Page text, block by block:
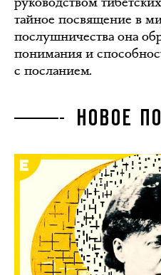
тайное посвящение в
послушничества она
понимания и
с посланием.
НОВОЕ